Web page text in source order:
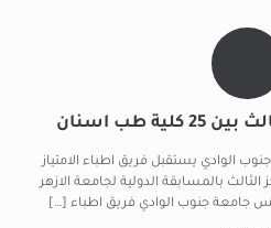
طب اسنان
الوادي يستقبل فريق اطباء الامتياز
الثالث بالمسابقة الدولية لجامعة الازهر
جامعة جنوب الوادي فريق اطباء […]